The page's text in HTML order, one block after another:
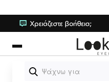
Χρειάζεστε βοήθεια;
Γυαλιά Ηλίου
Γυαλιά Οράσεως